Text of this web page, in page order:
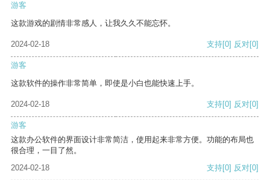
游客
这款游戏的剧情非常感人，让我久久不能忘怀。
2024-02-18 支持[0] 反对[0]
游客
这款软件的操作非常简单，即使是小白也能快速上手。
2024-02-18 支持[0] 反对[0]
游客
这款办公软件的界面设计非常简洁，使用起来非常方便。功能的布局也
很合理，一目了然。
2024-02-18
支持[0] 反对[0]